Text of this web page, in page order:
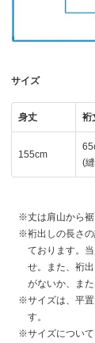
サイズ
身丈 裄
155cm
(
丈は肩山から裾
裄出しの長さ
ております。
せ。また、裄
がないか、ま
サイズは、平
す。
サイズについて